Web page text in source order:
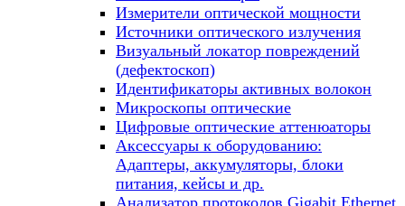
Измерители оптической мощности
Источники оптического излучения
Визуальный локатор повреждений
(дефектоскоп)
Идентификаторы активных волокон
Микроскопы оптические
Цифровые оптические аттенюаторы
Аксессуары к оборудованию:
Адаптеры, аккумуляторы, блоки
питания, кейсы и др.
Анализатор протоколов Gigabit Ethernet